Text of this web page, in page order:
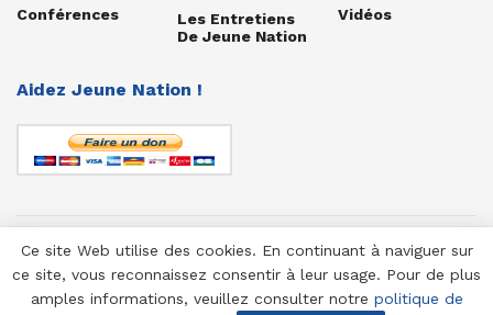
Conférences
Les Entretiens
De Jeune Nation
Vidéos
Aidez Jeune Nation !
© 1958-2025 Jeune Nation
Ce site Web utilise des cookies. En continuant à naviguer sur
ce site, vous reconnaissez consentir à leur usage. Pour de plus
amples informations, veuillez consulter notre politique de